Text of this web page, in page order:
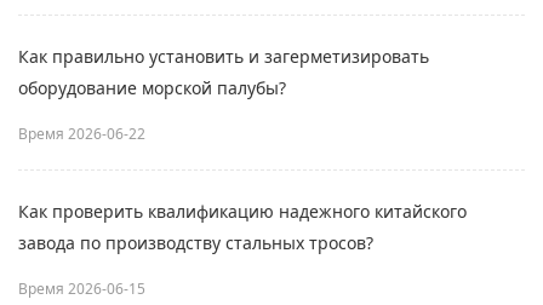
Как правильно установить и загерметизировать
оборудование морской палубы?
Время 2026-06-22
Как проверить квалификацию надежного китайского
завода по производству стальных тросов?
Время 2026-06-15